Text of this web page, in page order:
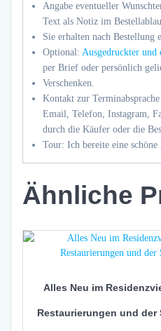
Angabe eventueller
Text als Notiz im
Sie erhalten nach Bestellung
Optional: Ausgedruckter und
per Brief oder persönlich
Verschenken.
Kontakt zur
Email, Telefon, Instagram,
durch die Käufer oder die
Tour: Ich bereite eine schöne
Ähnliche
Alles Neu im
Restaurierungen und